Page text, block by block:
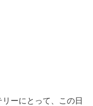
ーにとって、この日